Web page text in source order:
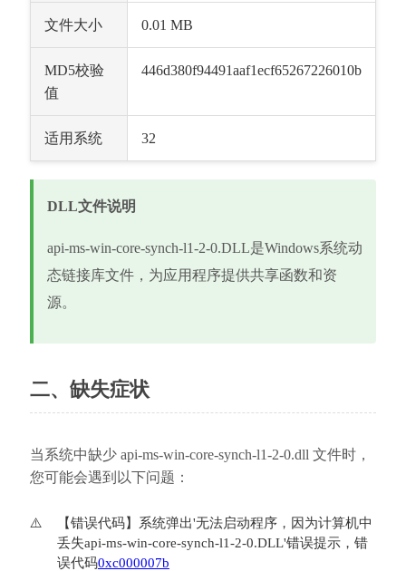
文件大小 0.01 MB
MD5校验
值
446d380f94491aaf1ecf65267226010b
适用系统 32
DLL文件说明
api-ms-win-core-synch-l1-2-0.DLL是Windows系统动
态链接库文件，为应用程序提供共享函数和资
源。
二、缺失症状
当系统中缺少 api-ms-win-core-synch-l1-2-0.dll 文件时，
您可能会遇到以下问题：
【错误代码】系统弹出'无法启动程序，因为计算机中
丢失api-ms-win-core-synch-l1-2-0.DLL'错误提示，错
误代码0xc000007b